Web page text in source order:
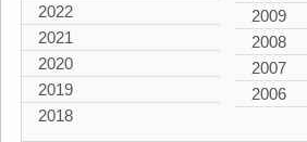
2022
2021
2020
2019
2018
2009
2008
2007
2006